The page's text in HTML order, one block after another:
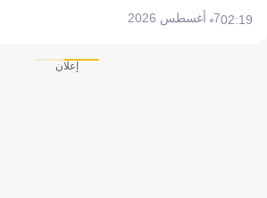
02:197 أغسطس 2026
إعلان